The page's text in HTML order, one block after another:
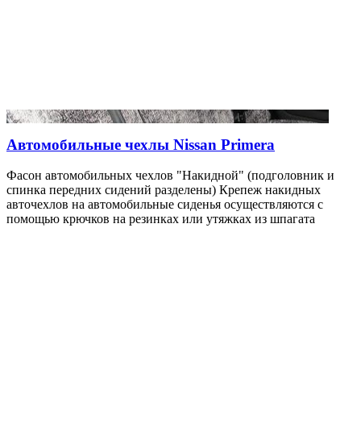
Автомобильные чехлы Nissan Primera
Фасон автомобильных чехлов "Накидной" (подголовник и
спинка передних сидений разделены) Крепеж накидных
авточехлов на автомобильные сиденья осуществляются с
помощью крючков на резинках или утяжках из шпагата